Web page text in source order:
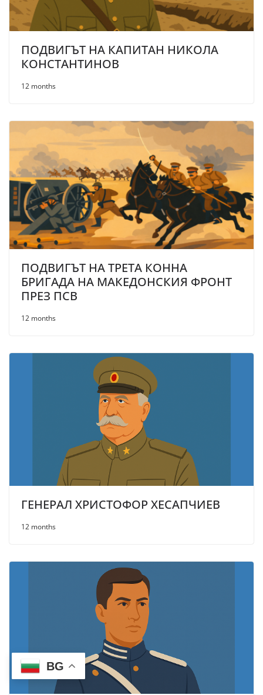
ПОДВИГЪТ НА КАПИТАН НИКОЛА
КОНСТАНТИНОВ
12 months
ПОДВИГЪТ НА ТРЕТА КОННА
БРИГАДА НА МАКЕДОНСКИЯ ФРОНТ
ПРЕЗ ПСВ
12 months
ГЕНЕРАЛ ХРИСТОФОР ХЕСАПЧИЕВ
12 months
BG